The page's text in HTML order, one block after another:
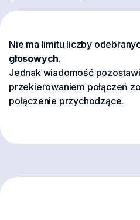
Nie ma limitu liczby
głosowych.
Jednak wiadomość
przekierowaniem połączeń
połączenie przychodzące.